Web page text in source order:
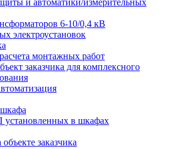
и автоматики/измерительных
6-10/0,4 кВ
электроустановок
монтажных работ
заказчика для комплексного
в шкафах
заказчика